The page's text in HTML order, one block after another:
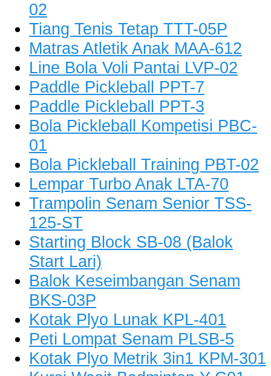
02
Tiang Tenis Tetap TTT-05P
Matras Atletik Anak MAA-612
Line Bola Voli Pantai LVP-02
Paddle Pickleball PPT-7
Paddle Pickleball PPT-3
Bola Pickleball Kompetisi PBC-
01
Bola Pickleball Training PBT-02
Lempar Turbo Anak LTA-70
Trampolin Senam Senior TSS-
125-ST
Starting Block SB-08 (Balok
Start Lari)
Balok Keseimbangan Senam
BKS-03P
Kotak Plyo Lunak KPL-401
Peti Lompat Senam PLSB-5
Kotak Plyo Metrik 3in1 KPM-301